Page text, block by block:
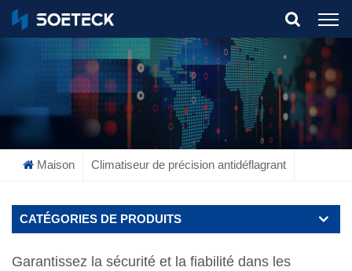
What Are You Looking For?
Maison Climatiseur de précision antidéflagrant
CATÉGORIES DE PRODUITS
Garantissez la sécurité et la fiabilité dans les